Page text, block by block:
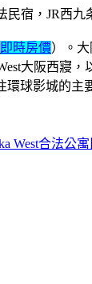
即時房價）。
大阪西寢
環球影城的主
West合法公